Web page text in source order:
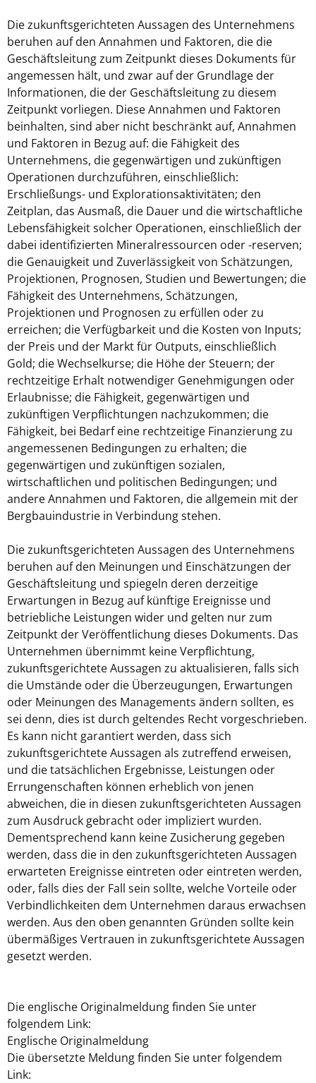
Die zukunftsgerichteten Aussagen des Unternehmens
beruhen auf den Annahmen und Faktoren, die die
Geschäftsleitung zum Zeitpunkt dieses Dokuments für
angemessen hält, und zwar auf der Grundlage der
Informationen, die der Geschäftsleitung zu diesem
Zeitpunkt vorliegen. Diese Annahmen und Faktoren
beinhalten, sind aber nicht beschränkt auf, Annahmen
und Faktoren in Bezug auf: die Fähigkeit des
Unternehmens, die gegenwärtigen und zukünftigen
Operationen durchzuführen, einschließlich:
Erschließungs- und Explorationsaktivitäten; den
Zeitplan, das Ausmaß, die Dauer und die wirtschaftliche
Lebensfähigkeit solcher Operationen, einschließlich der
dabei identifizierten Mineralressourcen oder -reserven;
die Genauigkeit und Zuverlässigkeit von Schätzungen,
Projektionen, Prognosen, Studien und Bewertungen; die
Fähigkeit des Unternehmens, Schätzungen,
Projektionen und Prognosen zu erfüllen oder zu
erreichen; die Verfügbarkeit und die Kosten von Inputs;
der Preis und der Markt für Outputs, einschließlich
Gold; die Wechselkurse; die Höhe der Steuern; der
rechtzeitige Erhalt notwendiger Genehmigungen oder
Erlaubnisse; die Fähigkeit, gegenwärtigen und
zukünftigen Verpflichtungen nachzukommen; die
Fähigkeit, bei Bedarf eine rechtzeitige Finanzierung zu
angemessenen Bedingungen zu erhalten; die
gegenwärtigen und zukünftigen sozialen,
wirtschaftlichen und politischen Bedingungen; und
andere Annahmen und Faktoren, die allgemein mit der
Bergbauindustrie in Verbindung stehen.
Die zukunftsgerichteten Aussagen des Unternehmens
beruhen auf den Meinungen und Einschätzungen der
Geschäftsleitung und spiegeln deren derzeitige
Erwartungen in Bezug auf künftige Ereignisse und
betriebliche Leistungen wider und gelten nur zum
Zeitpunkt der Veröffentlichung dieses Dokuments. Das
Unternehmen übernimmt keine Verpflichtung,
zukunftsgerichtete Aussagen zu aktualisieren, falls sich
die Umstände oder die Überzeugungen, Erwartungen
oder Meinungen des Managements ändern sollten, es
sei denn, dies ist durch geltendes Recht vorgeschrieben.
Es kann nicht garantiert werden, dass sich
zukunftsgerichtete Aussagen als zutreffend erweisen,
und die tatsächlichen Ergebnisse, Leistungen oder
Errungenschaften können erheblich von jenen
abweichen, die in diesen zukunftsgerichteten Aussagen
zum Ausdruck gebracht oder impliziert wurden.
Dementsprechend kann keine Zusicherung gegeben
werden, dass die in den zukunftsgerichteten Aussagen
erwarteten Ereignisse eintreten oder eintreten werden,
oder, falls dies der Fall sein sollte, welche Vorteile oder
Verbindlichkeiten dem Unternehmen daraus erwachsen
werden. Aus den oben genannten Gründen sollte kein
übermäßiges Vertrauen in zukunftsgerichtete Aussagen
gesetzt werden.
Die englische Originalmeldung finden Sie unter
folgendem Link:
Englische Originalmeldung
Die übersetzte Meldung finden Sie unter folgendem
Link: